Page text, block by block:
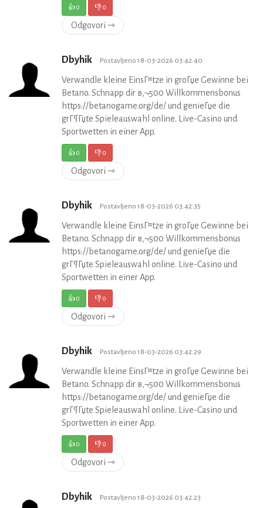
👍0 👎0
Odgovori ⇾
Dbyhik Postavljeno 18-03-2026 03:42:40
Verwandle kleine EinsГ¤tze in groГџe Gewinne bei
Betano. Schnapp dir в‚¬500 Willkommensbonus
https://betanogame.org/de/ und genieГџe die
grГ¶Гџte Spieleauswahl online. Live-Casino und
Sportwetten in einer App.
👍0 👎0
Odgovori ⇾
Dbyhik Postavljeno 18-03-2026 03:42:35
Verwandle kleine EinsГ¤tze in groГџe Gewinne bei
Betano. Schnapp dir в‚¬500 Willkommensbonus
https://betanogame.org/de/ und genieГџe die
grГ¶Гџte Spieleauswahl online. Live-Casino und
Sportwetten in einer App.
👍0 👎0
Odgovori ⇾
Dbyhik Postavljeno 18-03-2026 03:42:29
Verwandle kleine EinsГ¤tze in groГџe Gewinne bei
Betano. Schnapp dir в‚¬500 Willkommensbonus
https://betanogame.org/de/ und genieГџe die
grГ¶Гџte Spieleauswahl online. Live-Casino und
Sportwetten in einer App.
👍0 👎0
Odgovori ⇾
Dbyhik Postavljeno 18-03-2026 03:42:23